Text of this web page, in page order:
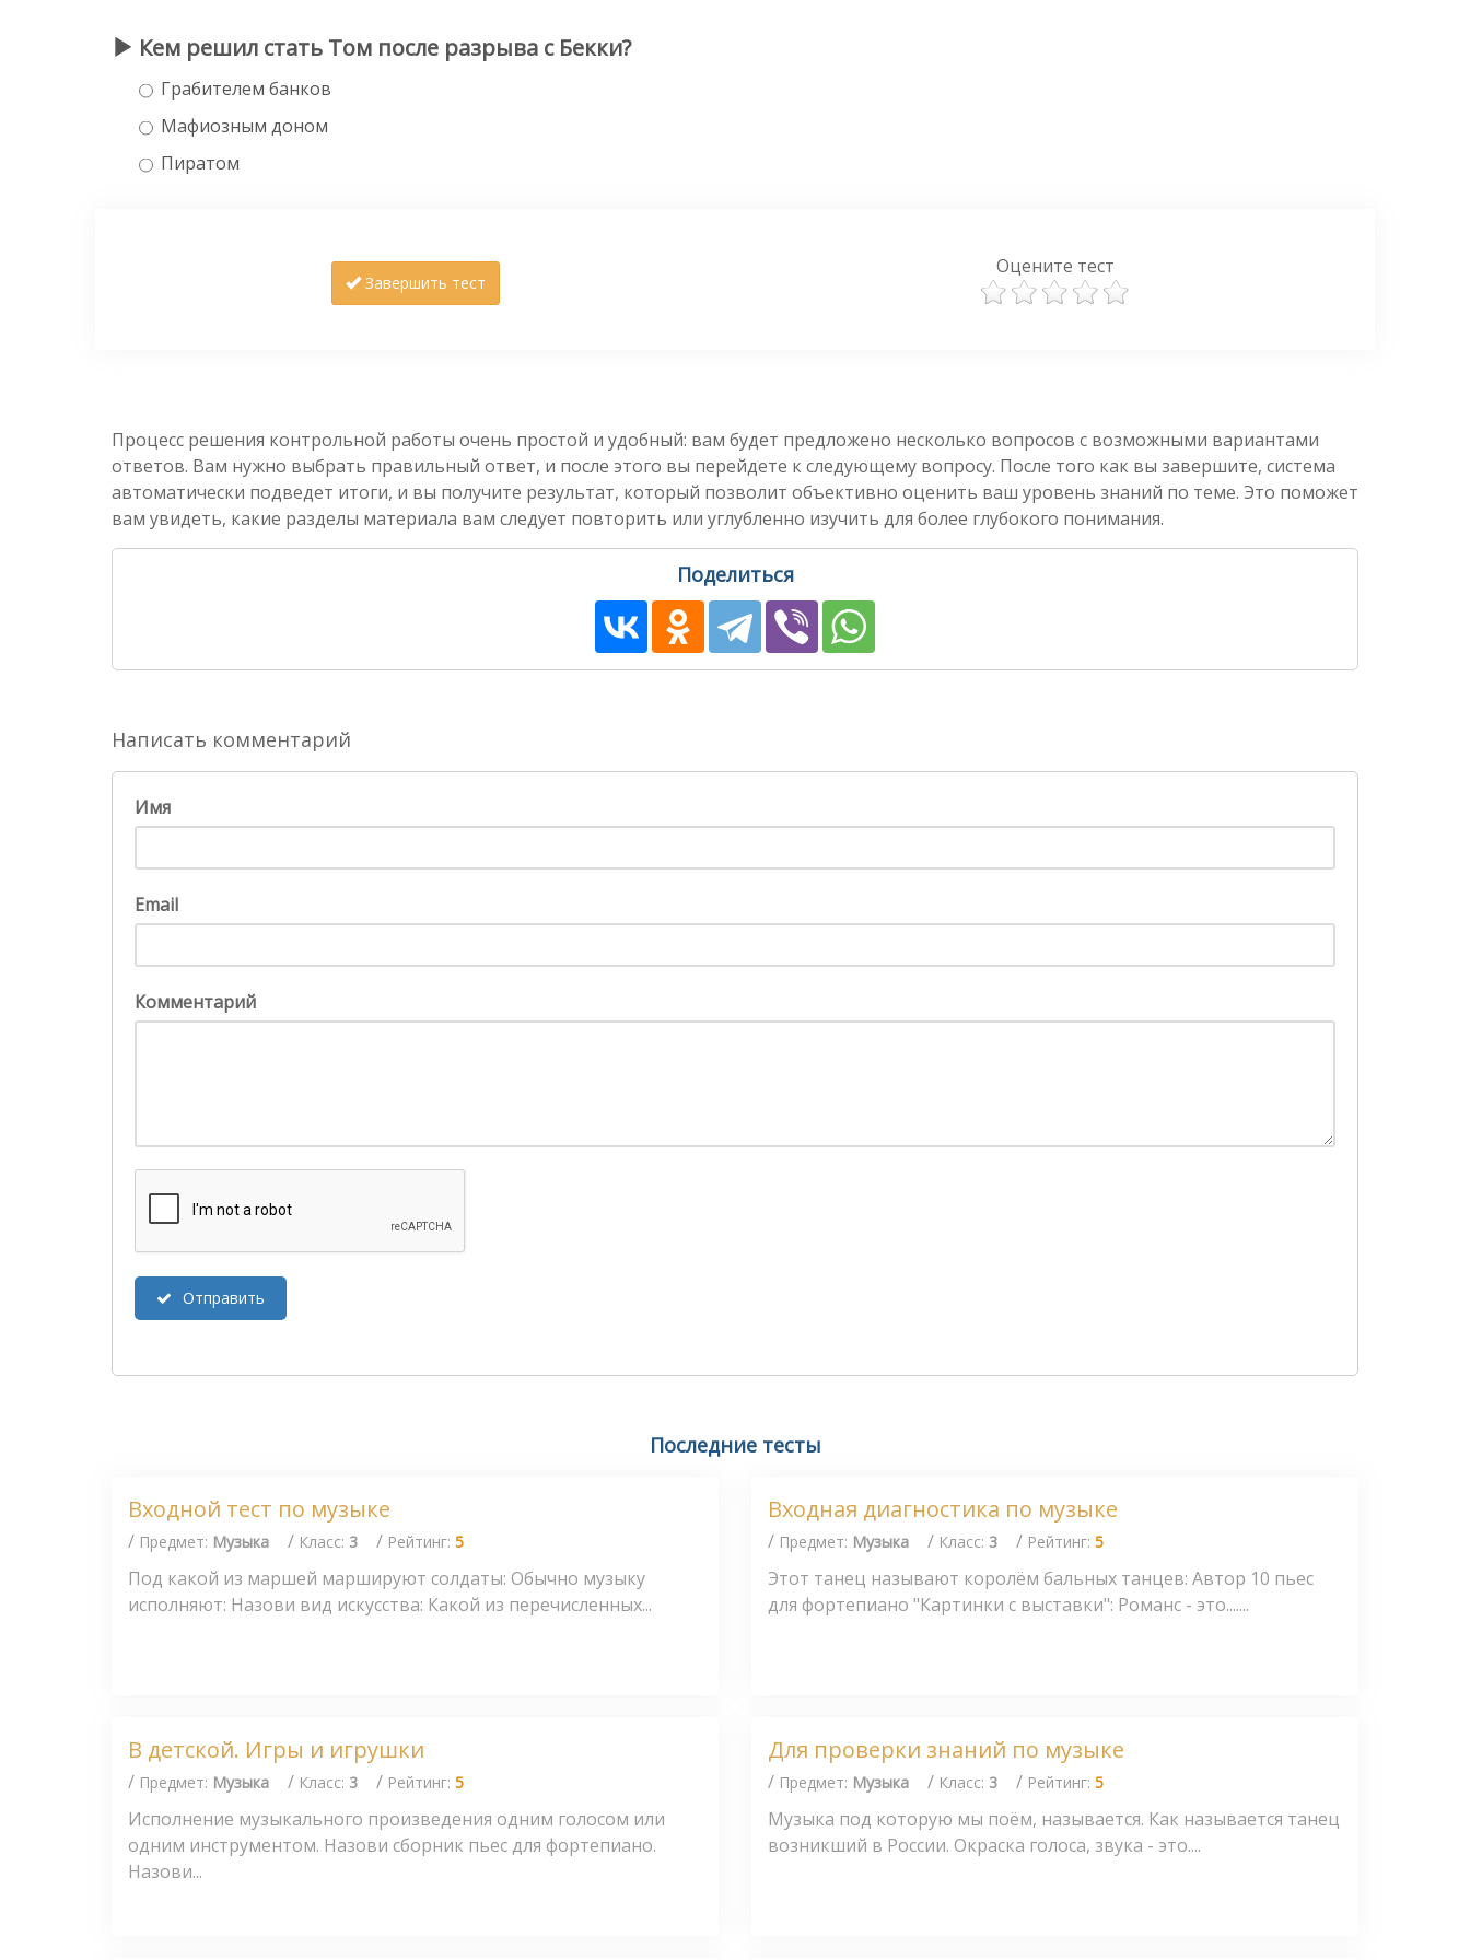
Кем решил стать Том после разрыва с Бекки?
Грабителем банков
Мафиозным доном
Пиратом
Завершить тест
Оцените тест
Процесс решения контрольной работы очень простой и удобный: вам будет предложено несколько вопросов с возможными вариантами
ответов. Вам нужно выбрать правильный ответ, и после этого вы перейдете к следующему вопросу. После того как вы завершите, система
автоматически подведет итоги, и вы получите результат, который позволит объективно оценить ваш уровень знаний по теме. Это поможет
вам увидеть, какие разделы материала вам следует повторить или углубленно изучить для более глубокого понимания.
Поделиться
Написать комментарий
Имя
Email
Комментарий
Отправить
Последние тесты
Входной тест по музыке
/ Предмет: Музыка / Класс: 3 / Рейтинг: 5
Под какой из маршей маршируют солдаты: Обычно музыку
исполняют: Назови вид искусства: Какой из перечисленных...
Входная диагностика по музыке
/ Предмет: Музыка / Класс: 3 / Рейтинг: 5
Этот танец называют королём бальных танцев: Автор 10 пьес
для фортепиано "Картинки с выставки": Романс - это.......
В детской. Игры и игрушки
/ Предмет: Музыка / Класс: 3 / Рейтинг: 5
Исполнение музыкального произведения одним голосом или
одним инструментом. Назови сборник пьес для фортепиано.
Назови...
Для проверки знаний по музыке
/ Предмет: Музыка / Класс: 3 / Рейтинг: 5
Музыка под которую мы поём, называется. Как называется танец
возникший в России. Окраска голоса, звука - это....